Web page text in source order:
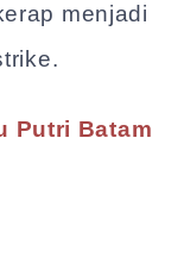
menjadi
Putri Batam